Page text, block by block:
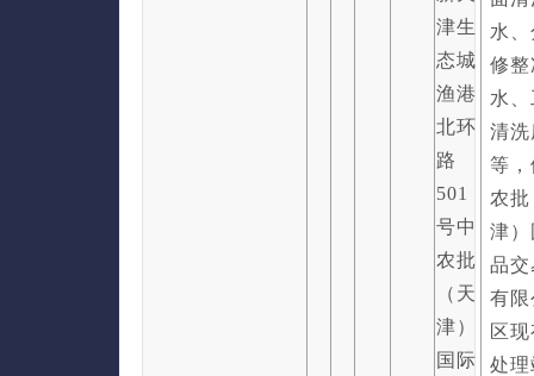
津生
态城
渔港
北环
路
501
号中
农批
（天
津）
国际
水
修
水
清
等
农
津
品
有
区
处